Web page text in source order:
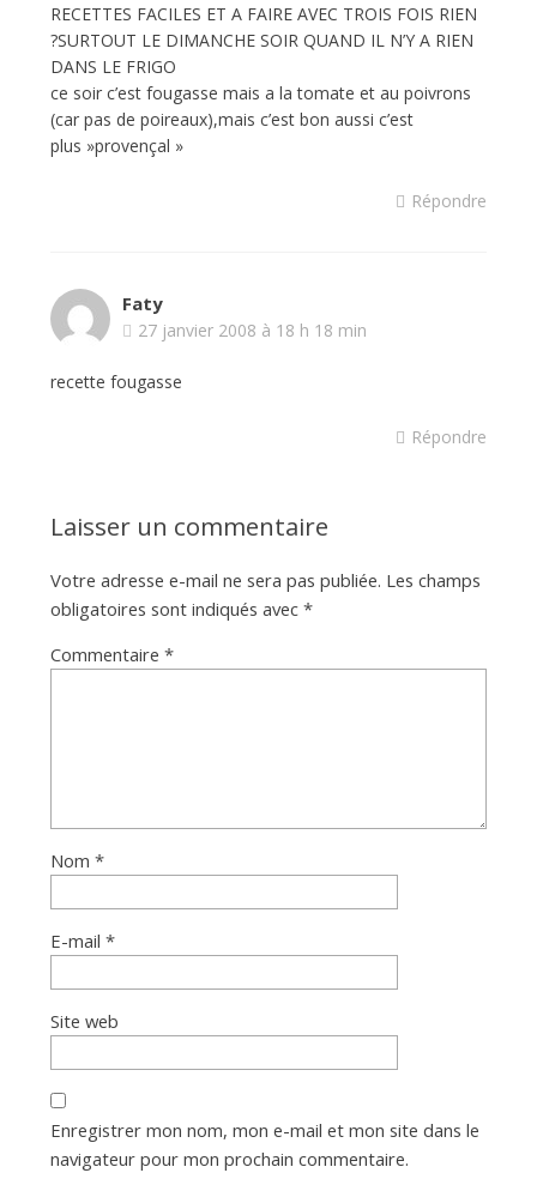
RECETTES FACILES ET A FAIRE AVEC TROIS FOIS RIEN
?SURTOUT LE DIMANCHE SOIR QUAND IL N’Y A RIEN
DANS LE FRIGO
ce soir c’est fougasse mais a la tomate et au poivrons
(car pas de poireaux),mais c’est bon aussi c’est
plus »provençal »
Répondre
Faty
27 janvier 2008 à 18 h 18 min
recette fougasse
Répondre
Laisser un commentaire
Votre adresse e-mail ne sera pas publiée. Les champs
obligatoires sont indiqués avec *
Commentaire *
Nom *
E-mail *
Site web
Enregistrer mon nom, mon e-mail et mon site dans le
navigateur pour mon prochain commentaire.